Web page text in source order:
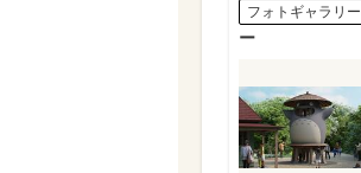
フォトギャラリー
ー